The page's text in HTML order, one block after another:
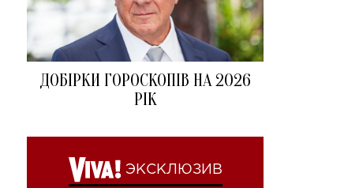
ДОБІРКИ ГОРОСКОПІВ НА 2026
РІК
ЭКСКЛЮЗИВ